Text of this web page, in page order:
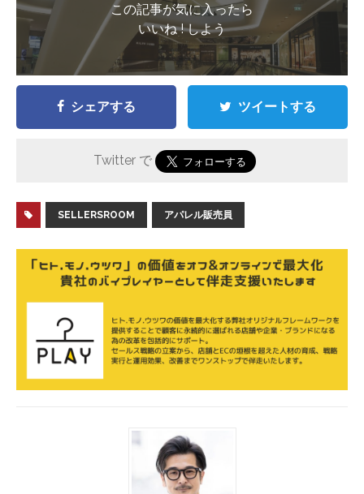
この記事が気に入ったら
いいね ! しよう
シェアする ツイートする
Twitter で
SELLERSROOM アパレル販売員